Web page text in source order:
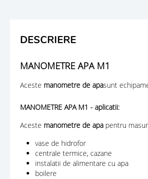
DESCRIERE
MANOMETRE APA M1
Aceste manometre de apasunt
MANOMETRE APA M1 - aplicatii:
Aceste manometre de apa pentru
vase de hidrofor
centrale termice, cazane
instalatii de alimentare cu apa
boilere